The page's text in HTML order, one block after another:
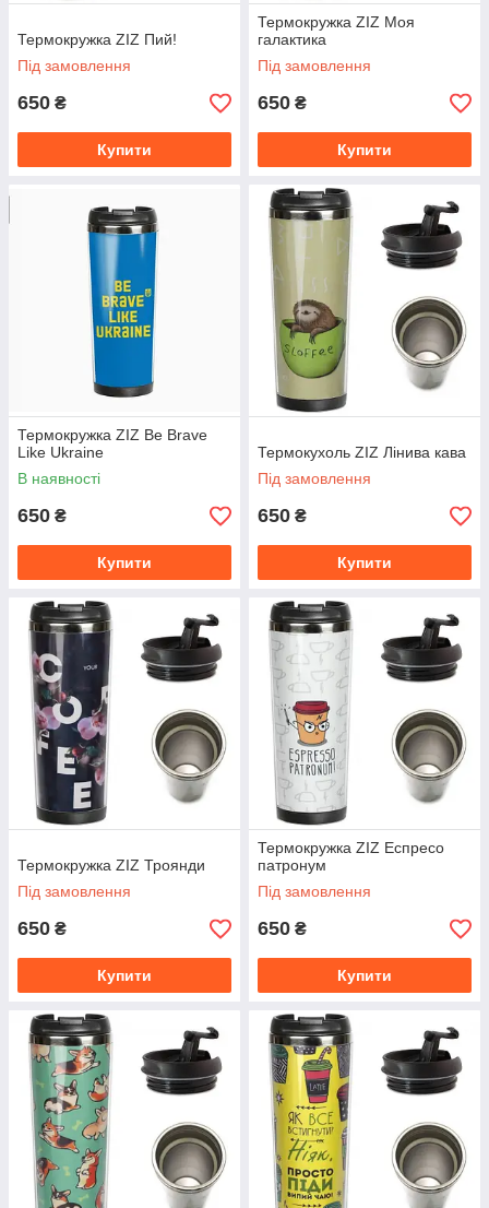
Термокружка ZIZ Пий!
Під замовлення
650 ₴
Купити
Термокружка ZIZ Моя
галактика
Під замовлення
650 ₴
Купити
Термокружка ZIZ Be Brave
Like Ukraine
В наявності
650 ₴
Купити
Термокухоль ZIZ Лінива кава
Під замовлення
650 ₴
Купити
Термокружка ZIZ Троянди
Під замовлення
650 ₴
Купити
Термокружка ZIZ Еспресо
патронум
Під замовлення
650 ₴
Купити